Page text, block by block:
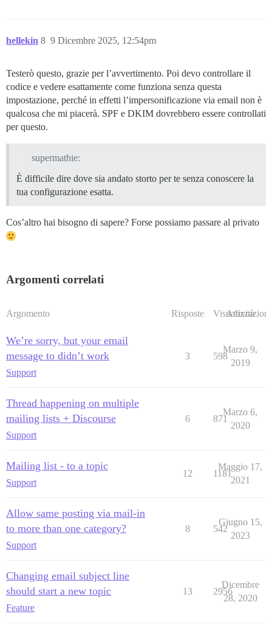
hellekin 9 Dicembre 2025, 12:54pm
8
Testerò questo, grazie per l’avvertimento. Poi devo controllare il
codice e vedere esattamente come funziona senza questa
impostazione, perché in effetti l’impersonificazione via email non è
qualcosa che mi piacerà. SPF e DKIM dovrebbero essere controllati
per questo.
supermathie:
È difficile dire dove sia andato storto per te senza conoscere la
tua configurazione esatta.
Cos’altro hai bisogno di sapere? Forse possiamo passare al privato
Argomenti correlati
Argomento Risposte Visualizzazioni
Attività
We’re sorry, but your email
message to didn’t work
Support
3 598
Marzo 9,
2019
Thread happening on multiple
mailing lists + Discourse
Support
6 871
Marzo 6,
2020
Mailing list - to a topic
Support
12 1181
Maggio 17,
2021
Allow same posting via mail-in
to more than one category?
Support
8 542
Giugno 15,
2023
Changing email subject line
should start a new topic
Feature
13 2956
Dicembre
28, 2020